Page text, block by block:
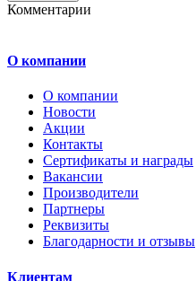
Комментарии
О компании
О компании
Новости
Акции
Контакты
Сертификаты и награды
Вакансии
Производители
Партнеры
Реквизиты
Благодарности и отзывы
Клиентам